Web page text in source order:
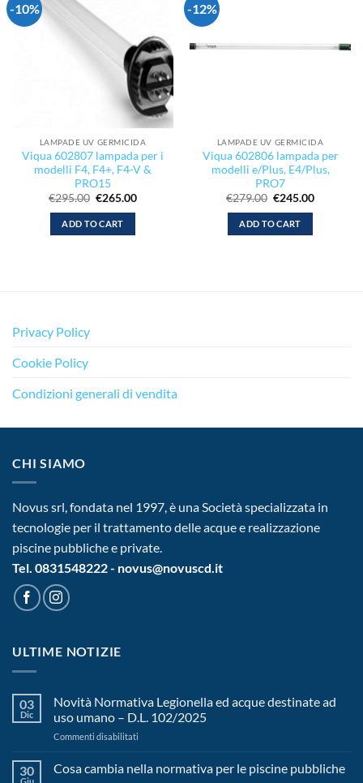
-10%
desideri
LAMPADE UV GERMICIDA
Viqua 602807 lampada per i
modelli F4, F4+, F4-V &
PRO15
€295.00 Il
originale
era:
€295.00.
€265.00Il
ADD TO CART
-12%
desideri
LAMPADE UV GERMICIDA
Viqua 602806 lampada per
modelli e/Plus, E4/Plus,
PRO7
€279.00 Il
originale
era:
€279.00.
€245.00Il
ADD TO CART
Privacy Policy
Cookie Policy
Condizioni generali di vendita
CHI SIAMO
Novus srl, fondata nel 1997, è una Società specializzata in
tecnologie per il trattamento delle acque e realizzazione
piscine pubbliche e private.
Tel. 0831548222 - novus@novuscd.it
ULTIME NOTIZIE
03
Dic
Novità Normativa Legionella ed acque destinate ad
uso umano – D.L. 102/2025
Commenti disabilitati
Normativa
Legionella
30
Giu
Cosa cambia nella normativa per le piscine pubbliche